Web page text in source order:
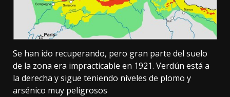
Se han ido recuperando, pero gran parte del suelo
de la zona era impracticable en 1921. Verdún está a
la derecha y sigue teniendo niveles de plomo y
arsénico muy peligrosos